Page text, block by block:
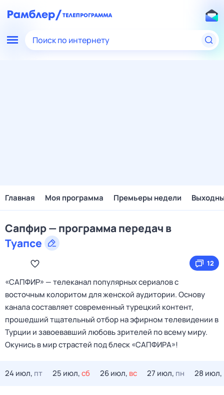
Поиск по интернету
Главная Моя программа Премьеры недели
Сапфир — программа передач в
Туапсе
12
«САПФИР» — телеканал популярных сериалов с
восточным колоритом для женской аудитории. Основу
канала составляет современный турецкий контент,
прошедший тщательный отбор на эфирном телевидении в
Турции и завоевавший любовь зрителей по всему миру.
Окунись в мир страстей под блеск «САПФИРА»!
24 июл, пт 25 июл,сб 26 июл, вс 27 июл, пн 28 июл,